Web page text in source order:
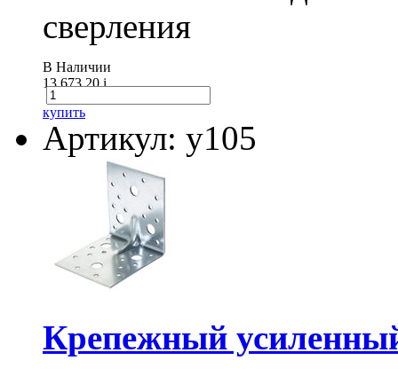
сверления
В Наличии
13 673.20i
купить
Артикул: у105
Крепежный